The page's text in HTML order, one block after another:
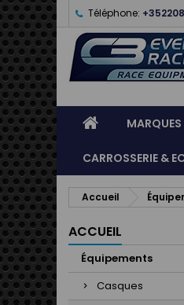
Téléphone:
MARQUES
CARROSSERIE &
Accueil
ACCUEIL
Équipements
Casques